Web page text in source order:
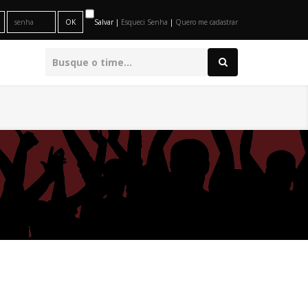
Salvar | Esqueci Senha | Quero me cadastrar